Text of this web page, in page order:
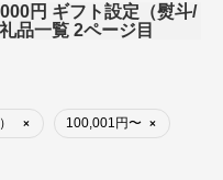
円 ギフト設定（熨斗/
品一覧 2ページ目
× 100,001円〜 ×